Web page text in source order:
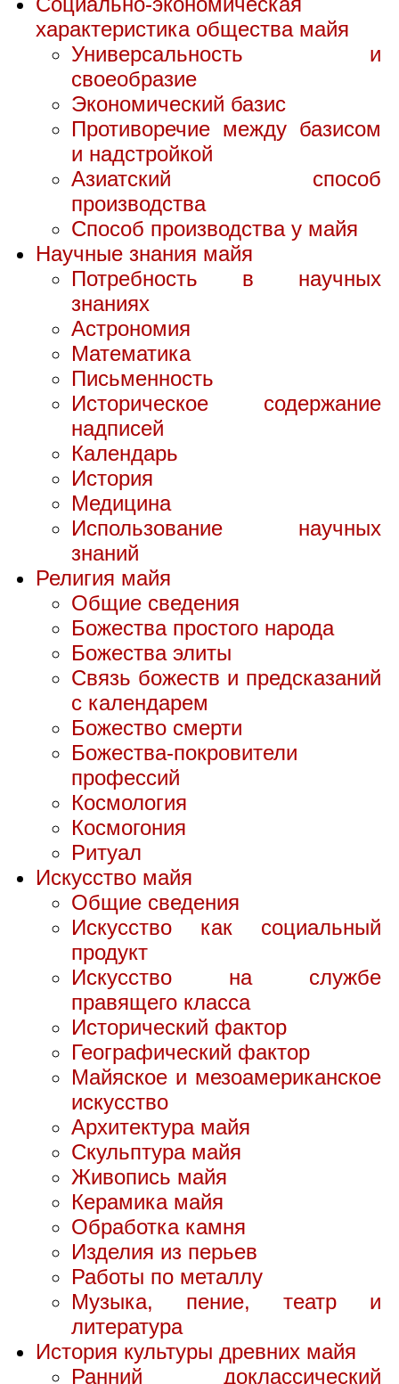
характеристика общества майя
Универсальность и
своеобразие
Экономический базис
Противоречие между базисом
и надстройкой
Азиатский способ
производства
Способ производства у майя
Научные знания майя
Потребность в научных
знаниях
Астрономия
Математика
Письменность
Историческое содержание
надписей
Календарь
История
Медицина
Использование научных
знаний
Религия майя
Общие сведения
Божества простого народа
Божества элиты
Связь божеств и предсказаний
с календарем
Божество смерти
Божества-покровители
профессий
Космология
Космогония
Ритуал
Искусство майя
Общие сведения
Искусство как социальный
продукт
Искусство на службе
правящего класса
Исторический фактор
Географический фактор
Майяское и мезоамериканское
искусство
Архитектура майя
Скульптура майя
Живопись майя
Керамика майя
Обработка камня
Изделия из перьев
Работы по металлу
Музыка, пение, театр и
литература
История культуры древних майя
Ранний доклассический